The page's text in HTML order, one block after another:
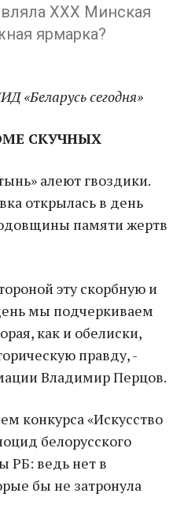
XXХ Минская
ярмарка?
«Беларусь сегодня»
СКУЧНЫХ
алеют гвоздики.
открылась в день
памяти жертв
эту скорбную и
мы подчеркиваем
как и обелиски,
правду, -
Владимир Перцов.
конкурса «Искусство
белорусского
РБ: ведь нет в
бы не затронула